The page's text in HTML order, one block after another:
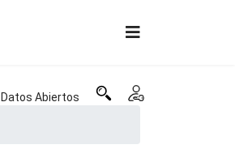
Datos Abiertos